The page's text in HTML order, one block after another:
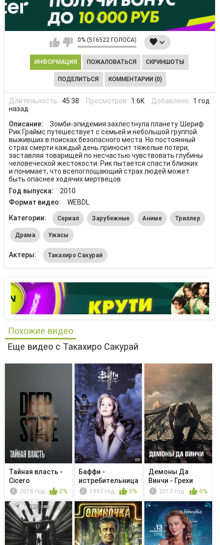
0% (516522 ГОЛОСА)
ИНФОРМАЦИЯ ПОЖАЛОВАТЬСЯ СКРИНШОТЫ
ПОДЕЛИТЬСЯ КОММЕНТАРИИ (0)
Длительность: 45:38 Просмотров: 1.6K Добавлено: 1 год
назад
Описание:
Зомби-эпидемия захлестнула планету. Шериф
Рик Граймс путешествует с семьей и небольшой группой
выживших в поисках безопасного места. Но постоянный
страх смерти каждый день приносит тяжелые потери,
заставляя товарищей по несчастью чувствовать глубины
человеческой жестокости. Рик пытается спасти близких
и понимает, что всепоглощающий страх людей может
быть опаснее ходячих мертвецов.
Год выпуска:
2010
Формат видео:
WEBDL
Категории:
Сериал Зарубежные Аниме Триллер
Драма Ужасы
Актеры: Такахиро Сакурай
Похожие видео
Еще видео с Такахиро Сакурай
Тайная власть -
Cicero
2018 год 0%
Баффи -
истребительница
вампиров - Пр...
1997 год 0%
Демоны Да
Винчи - Грехи
Дедала
2013 год 0%